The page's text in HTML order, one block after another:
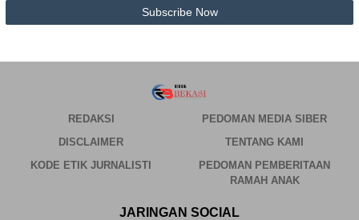
REDAKSI
PEDOMAN MEDIA SIBER
DISCLAIMER
TENTANG KAMI
KODE ETIK JURNALISTI
PEDOMAN PEMBERITAAN
RAMAH ANAK
JARINGAN SOCIAL